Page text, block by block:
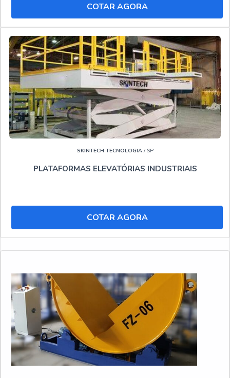
Locação de plataforma elevatória tipo tesoura
Locação de pta
Locadora de plataforma elevatória
Locar plataformas aéreas
."
COTAR AGORA
SKINTECH TECNOLOGIA/ SP
PLATAFORMAS ELEVATÓRIAS INDUSTRIAIS
COTAR AGORA